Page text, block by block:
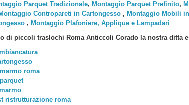
Parquet Tradizionale, Montaggio Parquet Prefinito,
Montaggio Contropareti in Cartongesso , Montaggio Mobili
, Montaggio Plafoniere, Applique e Lampadari
di piccoli traslochi Roma Anticcoli Corado la nostra ditta
roma
ristrutturazione roma